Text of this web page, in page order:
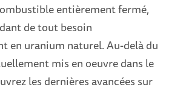
entièrement fermé,
de tout besoin
en uranium naturel. Au-delà du
mis en oeuvre dans le
les dernières avancées sur